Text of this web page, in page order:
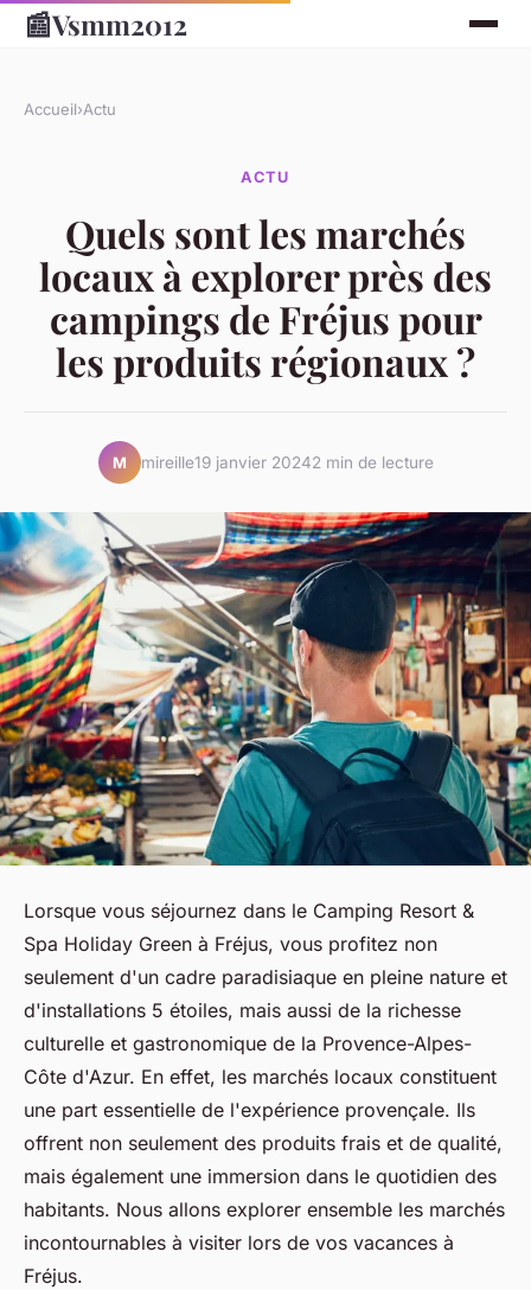
📰Vsmm2012
Accueil›Actu
ACTU
Quels sont les marchés
locaux à explorer près des
campings de Fréjus pour
les produits régionaux ?
M mireille19 janvier 20242 min de lecture
Lorsque vous séjournez dans le Camping Resort &
Spa Holiday Green à Fréjus, vous profitez non
seulement d'un cadre paradisiaque en pleine nature et
d'installations 5 étoiles, mais aussi de la richesse
culturelle et gastronomique de la Provence-Alpes-
Côte d'Azur. En effet, les marchés locaux constituent
une part essentielle de l'expérience provençale. Ils
offrent non seulement des produits frais et de qualité,
mais également une immersion dans le quotidien des
habitants. Nous allons explorer ensemble les marchés
incontournables à visiter lors de vos vacances à
Fréjus.